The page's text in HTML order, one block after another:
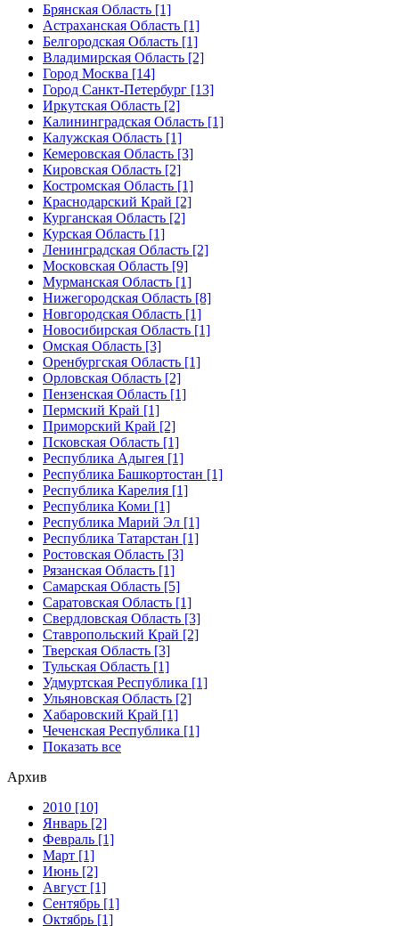
Брянская Область [1]
Астраханская Область [1]
Белгородская Область [1]
Владимирская Область [2]
Город Москва [14]
Город Санкт-Петербург [13]
Иркутская Область [2]
Калининградская Область [1]
Калужская Область [1]
Кемеровская Область [3]
Кировская Область [2]
Костромская Область [1]
Краснодарский Край [2]
Курганская Область [2]
Курская Область [1]
Ленинградская Область [2]
Московская Область [9]
Мурманская Область [1]
Нижегородская Область [8]
Новгородская Область [1]
Новосибирская Область [1]
Омская Область [3]
Оренбургская Область [1]
Орловская Область [2]
Пензенская Область [1]
Пермский Край [1]
Приморский Край [2]
Псковская Область [1]
Республика Адыгея [1]
Республика Башкортостан [1]
Республика Карелия [1]
Республика Коми [1]
Республика Марий Эл [1]
Республика Татарстан [1]
Ростовская Область [3]
Рязанская Область [1]
Самарская Область [5]
Саратовская Область [1]
Свердловская Область [3]
Ставропольский Край [2]
Тверская Область [3]
Тульская Область [1]
Удмуртская Республика [1]
Ульяновская Область [2]
Хабаровский Край [1]
Чеченская Республика [1]
Показать все
Архив
2010 [10]
Январь [2]
Февраль [1]
Март [1]
Июнь [2]
Август [1]
Сентябрь [1]
Октябрь [1]